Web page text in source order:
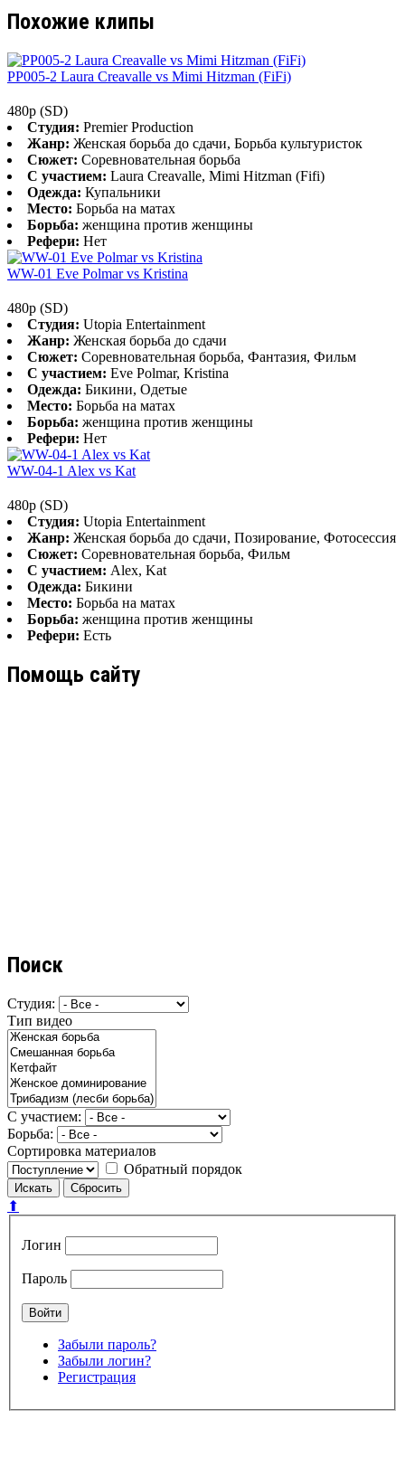
Похожие клипы
PP005-2 Laura Creavalle vs Mimi Hitzman (FiFi)
480p (SD)
Студия: Premier Production
Жанр: Женская борьба до сдачи, Борьба культуристок
Сюжет: Соревновательная борьба
С участием: Laura Creavalle, Mimi Hitzman (Fifi)
Одежда: Купальники
Место: Борьба на матах
Борьба: женщина против женщины
Рефери: Нет
WW-01 Eve Polmar vs Kristina
480p (SD)
Студия: Utopia Entertainment
Жанр: Женская борьба до сдачи
Сюжет: Соревновательная борьба, Фантазия, Фильм
С участием: Eve Polmar, Kristina
Одежда: Бикини, Одетые
Место: Борьба на матах
Борьба: женщина против женщины
Рефери: Нет
WW-04-1 Alex vs Kat
480p (SD)
Студия: Utopia Entertainment
Жанр: Женская борьба до сдачи, Позирование, Фотосессия
Сюжет: Соревновательная борьба, Фильм
С участием: Alex, Kat
Одежда: Бикини
Место: Борьба на матах
Борьба: женщина против женщины
Рефери: Есть
Помощь сайту
Поиск
Студия:
Тип видео
С участием:
Борьба:
Сортировка материалов
Обратный порядок
⬆
Логин
Пароль
Забыли пароль?
Забыли логин?
Регистрация